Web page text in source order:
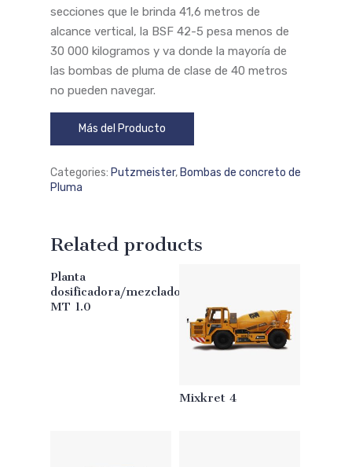
secciones que le brinda 41,6 metros de
alcance vertical, la BSF 42-5 pesa menos de
30 000 kilogramos y va donde la mayoría de
las bombas de pluma de clase de 40 metros
no pueden navegar.
Más del Producto
Categories: Putzmeister, Bombas de concreto de
Pluma
Related products
Read More
Planta
dosificadora/mezcladora
MT 1.0
Read More
Mixkret 4